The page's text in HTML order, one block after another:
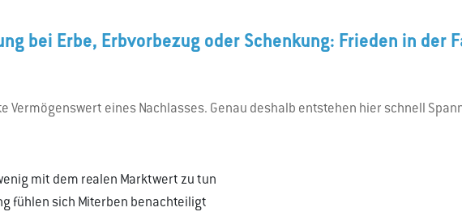
bei Erbe, Erbvorbezug oder Schenkung: Frieden in der
Vermögenswert eines Nachlasses. Genau deshalb entstehen hier schnell
mit dem realen Marktwert zu tun
fühlen sich Miterben benachteiligt